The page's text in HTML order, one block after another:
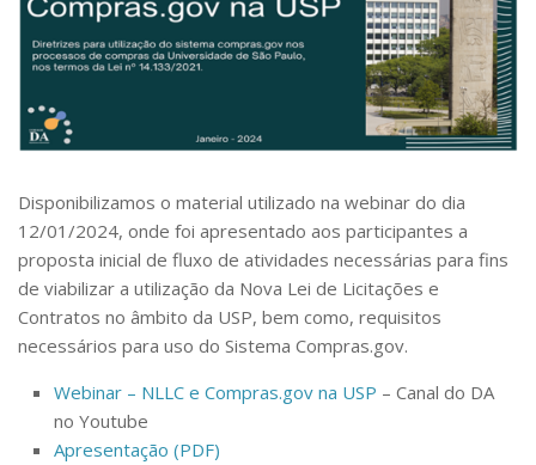
DACIT – Seção de Contratos Terceirizados
DACIE – Seção de Importação e Exportação
FAQ Importação FAPESP
Processos de Importação
Procuração Despachante Aduaneiro
DACIC – Serviço de Contratos Centralizados
DAG – Arquivo Geral
Protocolo e Expediente
Informes sobre a “NLLC”
Modelos e Instruções
Designação de Agentes de Contratação – Pregoeiros
e Equipe de Apoio
competência
Instrumentos de Contratação Direta por Valor
Pesquisa de Preços
Capacitação NLLC
Divulgação PCA
Documentação e Processos
Disponibilizamos o material utilizado na webinar do dia
12/01/2024, onde foi apresentado aos participantes a
proposta inicial de fluxo de atividades necessárias para fins
de viabilizar a utilização da Nova Lei de Licitações e
Contratos no âmbito da USP, bem como, requisitos
necessários para uso do Sistema Compras.gov.
Webinar – NLLC e Compras.gov na USP – Canal do DA
no Youtube
Apresentação (PDF)